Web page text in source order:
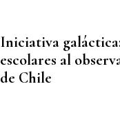
Iniciativa
escolares al
de Chile